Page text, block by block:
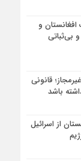
افغانستان و
بی‌ثباتی
غیرمجاز؛ قانونی
باشد
از اسرائیل